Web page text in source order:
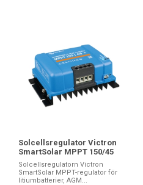
Solcellsregulator Victron
SmartSolar MPPT 150/45
Solcellsregulatorn Victron
SmartSolar MPPT-regulator för
litiumbatterier, AGM...